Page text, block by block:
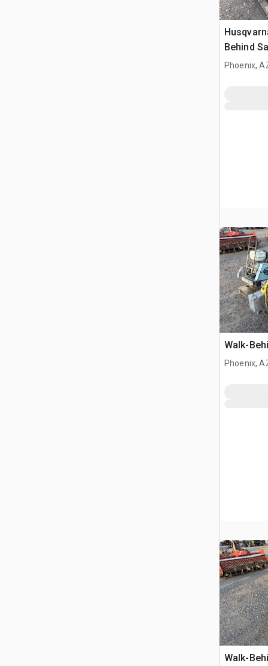
Behind
Phoenix,
Walk-
Phoenix,
Walk-